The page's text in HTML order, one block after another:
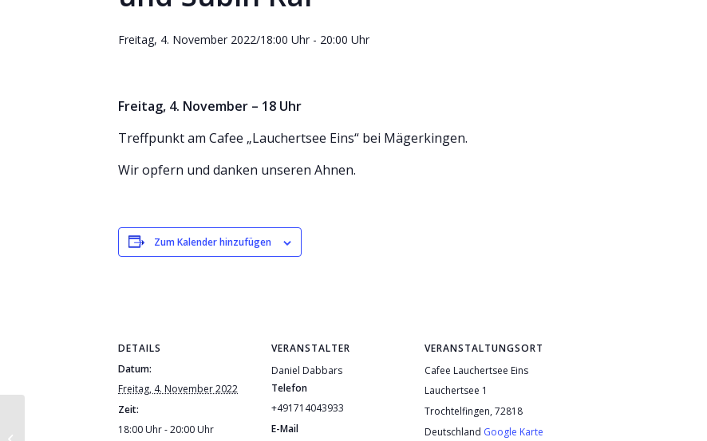
Freitag, 4. November 2022/18:00 Uhr - 20:00 Uhr
Freitag, 4. November – 18 Uhr
Treffpunkt am Cafee „Lauchertsee Eins“ bei Mägerkingen.
Wir opfern und danken unseren Ahnen.
Zum Kalender hinzufügen
DETAILS
Datum:
Freitag, 4. November 2022
Zeit:
18:00 Uhr - 20:00 Uhr
VERANSTALTER
Daniel Dabbars
Telefon
+491714043933
E-Mail
VERANSTALTUNGSORT
Cafee Lauchertsee Eins
Lauchertsee 1
Trochtelfingen,72818
Deutschland Google Karte